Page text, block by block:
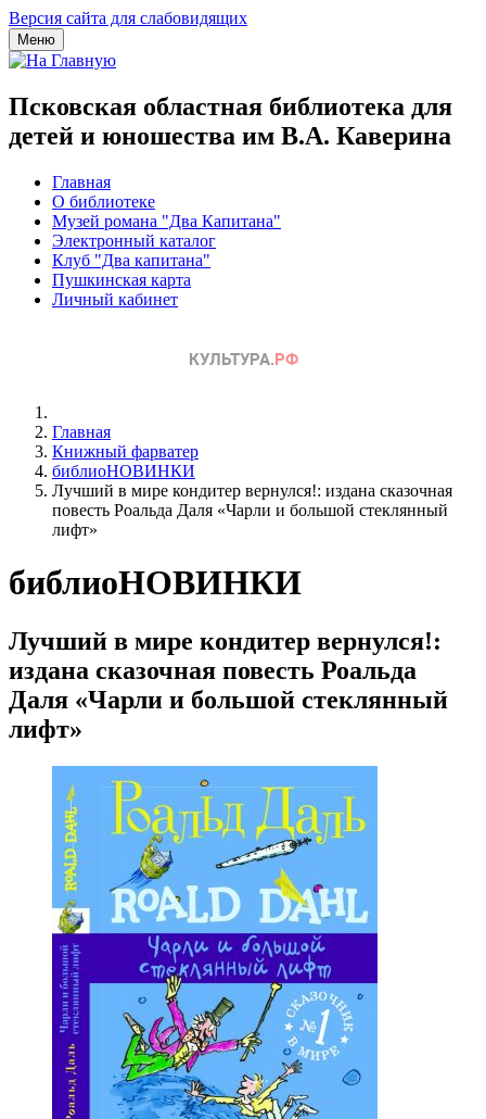
Версия сайта для слабовидящих
Меню
Псковская областная библиотека для
детей и юношества им В.А. Каверина
Главная
О библиотеке
Музей романа "Два Капитана"
Электронный каталог
Клуб "Два капитана"
Пушкинская карта
Личный кабинет
Главная
Книжный фарватер
библиоНОВИНКИ
Лучший в мире кондитер вернулся!: издана сказочная
повесть Роальда Даля «Чарли и большой стеклянный
лифт»
библиоНОВИНКИ
Лучший в мире кондитер вернулся!:
издана сказочная повесть Роальда
Даля «Чарли и большой стеклянный
лифт»